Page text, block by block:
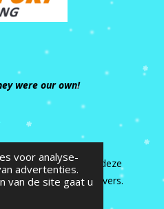
voor analyse-
advertenties.
van de site gaat u
were our own!
betreffende deze
relaties/licentiegevers.